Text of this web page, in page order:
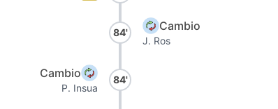
84' Cambio
J. Ros
Cambio
P. Insua
84'